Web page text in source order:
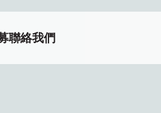
聯絡我們